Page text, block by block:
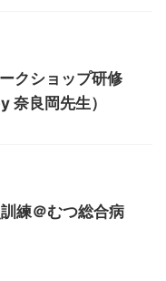
クショップ研修
奈良岡先生）
練＠むつ総合病